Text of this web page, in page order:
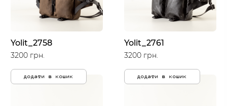
Yolit_2758
3200 грн.
додати в кошик
Yolit_2761
3200 грн.
додати в кошик